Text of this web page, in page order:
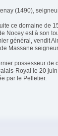
(1490),
ce domaine de
Nocey est à son
général, vendit
Massane
possesseur de
Royal le 20
par le Pelletier.